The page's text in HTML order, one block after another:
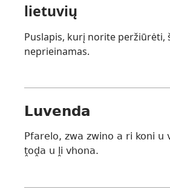
lietuvių
Puslapis, kurį norite peržiūrėti,
neprieinamas.
Luvenda
Pfarelo, zwa zwino a ri koni u
ṱoḓa u ḽi vhona.